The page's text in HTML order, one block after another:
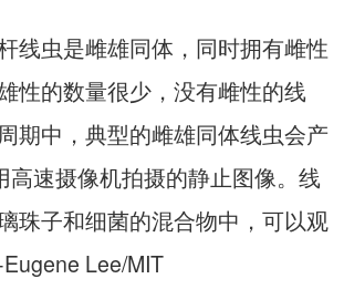
线虫是雌雄同体，同时拥有雌性
性的数量很少，没有雌性的线
期中，典型的雌雄同体线虫会产
高速摄像机拍摄的静止图像。线
珠子和细菌的混合物中，可以观
Lee/MIT